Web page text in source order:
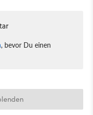
, bevor Du einen